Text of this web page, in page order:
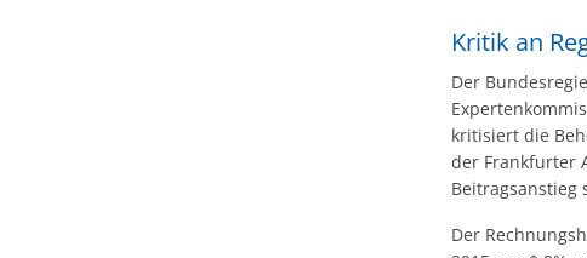
Kritik an
Der
kritisiert die
der Frankfurter
Beitragsanstieg
Der